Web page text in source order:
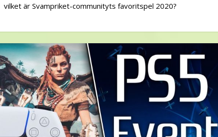
vilket är Svampriket-communityts favoritspel 2020?